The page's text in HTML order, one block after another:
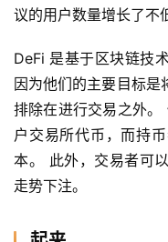
议的用户数量增长了不
DeFi 是基于区块链技
因为他们的主要目标是
排除在进行交易之外
户交易所代币，而持
本。 此外，交易者可
走势下注。